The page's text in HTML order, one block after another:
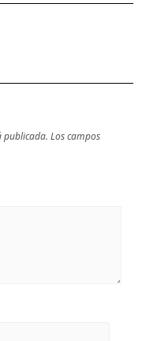
publicada. Los campos